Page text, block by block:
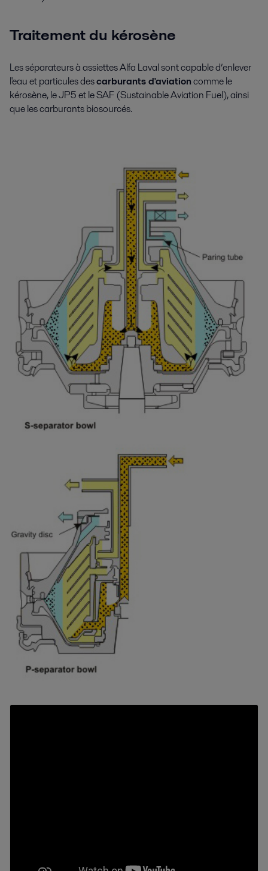
Traitement du kérosène
Les séparateurs à assiettes Alfa Laval sont capable d’enlever
l'eau et particules descarburants d'aviationcomme le
kérosène, le JP5 et le SAF (Sustainable Aviation Fuel), ainsi
que les carburants biosourcés.